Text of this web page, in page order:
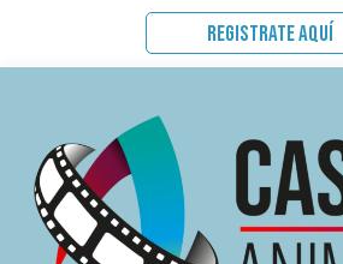
REGISTRATE AQUÍ